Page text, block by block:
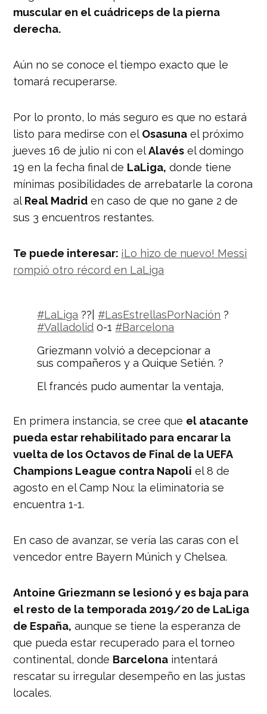
muscular en el cuádriceps de la pierna
derecha.
Aún no se conoce el tiempo exacto que le
tomará recuperarse.
Por lo pronto, lo más seguro es que no estará
listo para medirse con el Osasuna el próximo
jueves 16 de julio ni con elAlavés el domingo
19 en la fecha final de LaLiga, donde tiene
mínimas posibilidades de arrebatarle la corona
al Real Madrid en caso de que no gane 2 de
sus 3 encuentros restantes.
Te puede interesar: ¡Lo hizo de nuevo! Messi
rompió otro récord en LaLiga
#LaLiga ??| #LasEstrellasPorNación ?
#Valladolid 0-1 #Barcelona
Griezmann volvió a decepcionar a
sus compañeros y a Quique Setién. ?
El francés pudo aumentar la ventaja,
— Nación Deportes
(@naciondeportes_)
July 11, 2020
En primera instancia, se cree que el atacante
pueda estar rehabilitado para encarar la
vuelta de los Octavos de Final de la UEFA
Champions League contra Napoli el 8 de
agosto en el Camp Nou: la eliminatoria se
encuentra 1-1.
En caso de avanzar, se vería las caras con el
vencedor entre Bayern Múnich y Chelsea.
Antoine Griezmann se lesionó y es baja para
el resto de la temporada 2019/20 de LaLiga
de España, aunque se tiene la esperanza de
que pueda estar recuperado para el torneo
continental, donde Barcelona intentará
rescatar su irregular desempeño en las justas
locales.